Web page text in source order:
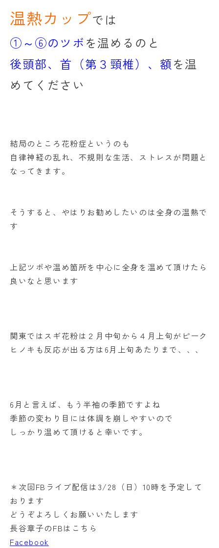
温熱カップでは
①～⑥のツボ を温めるのと
後頭部、首（第３頸椎）、額を温
めてください
結局のところ花粉症というのも
自律神経の乱れ、不規則な生活、ストレスが問題と
なってきます。
そうすると、やはりお勧めしたいのは全身の温熱で
す
上記ツボや温め箇所を中心に全身を温めて頂けたら
良いなと思います
関東ではスギ花粉は２月中旬から４月上旬がピーク
ヒノキも反応が出る方は6月上旬あたりまで、、、
6月と言えば、もう半袖の季節ですよね
季節の変わり目には体調を崩しやすいので
しっかり温めて頂けると幸いです。
＊次回FBライブ配信は3/28（日）10時を予定して
おります
どうぞよろしくお願いいたします
長谷章子のFBはこちら
Facebook